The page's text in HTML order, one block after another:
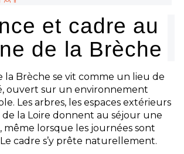
et cadre au
de la Brèche
la Brèche se vit comme un lieu de
ouvert sur un environnement
Les arbres, les espaces extérieurs
la Loire donnent au séjour une
même lorsque les journées sont
cadre s’y prête naturellement.